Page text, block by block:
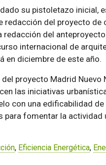
su pistoletazo inicial,
redacción del proyecto
redacción del
internacional de
en diciembre de este año.
proyecto Madrid Nuevo
las iniciativas
con una edificabilidad
fomentar la actividad
, Eficiencia Energética,